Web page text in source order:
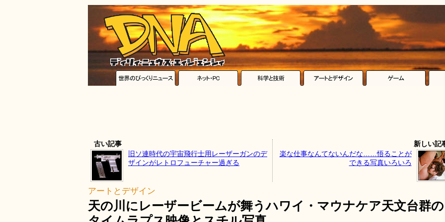
古い記事
旧ソ連時代の宇宙飛行士用レーザーガンのデ
ザインがレトロフューチャー過ぎる
新しい記
楽な仕事なんてないんだな……悟ることが
できる写真いろいろ
アートとデザイン
天の川にレーザービームが舞うハワイ・マウナケア天文台群の